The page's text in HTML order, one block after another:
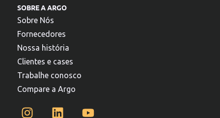
SOBRE A ARGO
Sobre Nós
Fornecedores
Nossa história
Clientes e cases
Trabalhe conosco
Compare a Argo